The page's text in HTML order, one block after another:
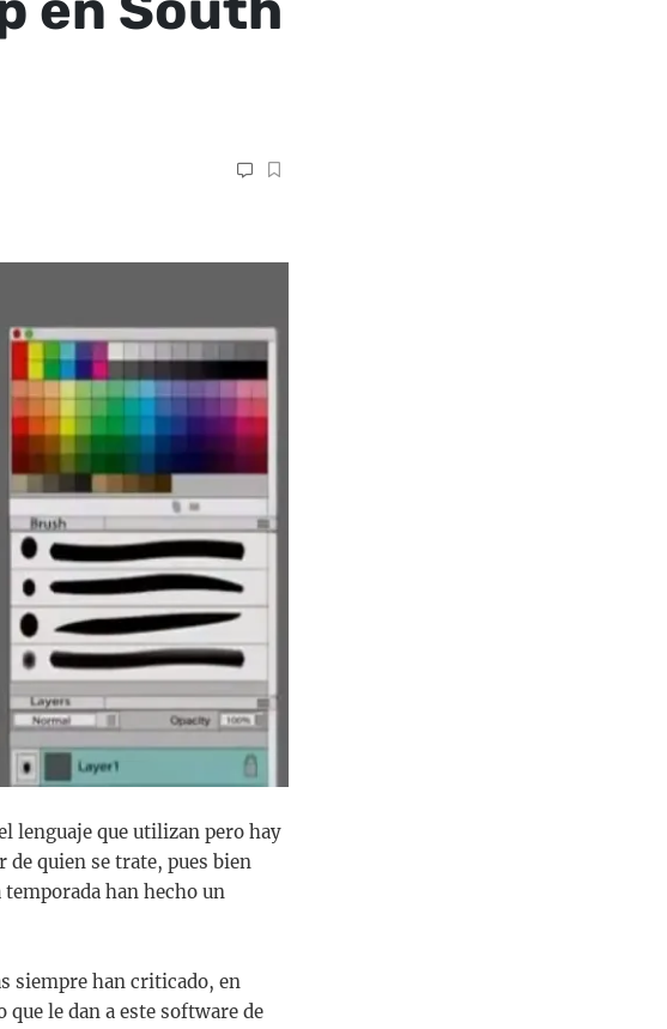
lenguaje que utilizan pero hay
quien se trate, pues bien
han hecho un
siempre han criticado, en
le dan a este software de